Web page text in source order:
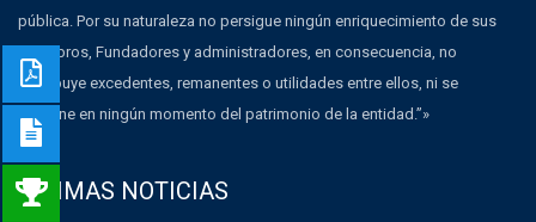
pública. Por su naturaleza no persigue ningún enriquecimiento de sus
Miembros, Fundadores y administradores, en consecuencia, no
distribuye excedentes, remanentes o utilidades entre ellos, ni se
dispone en ningún momento del patrimonio de la entidad.”»
ULTIMAS NOTICIAS